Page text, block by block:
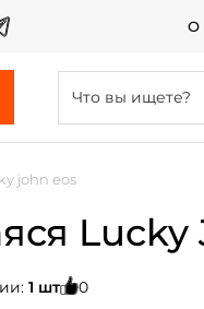
О
john eos
Lucky
1 шт 0